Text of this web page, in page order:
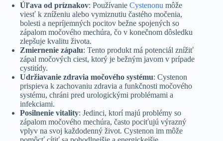
Úľava od príznakov: Používanie Cystenonu môže
viesť k zníženiu alebo vymiznutiu častého močenia,
bolesti a nepríjemných pocitov bežne spojených so
zápalom močového mechúra, čo v konečnom dôsledku
zlepšuje kvalitu života.
Zmiernenie zápalu: Tento produkt má potenciál znížiť
zápal močových ciest, ktorý je bežným javom v prípade
cystitídy.
Udržiavanie zdravia močového systému: Cystenon
prispieva k zachovaniu zdravia a funkčnosti močového
systému, chráni pred urologickými problémami a
infekciami.
Posilnenie vitality: Jedinci, ktorí majú problémy so
zápalom močového mechúra, často pociťujú výrazný
vplyv na svoj každodenný život. Cystenon im môže